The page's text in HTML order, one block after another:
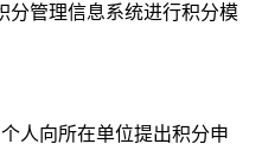
管理信息系统进行积分模
人向所在单位提出积分申